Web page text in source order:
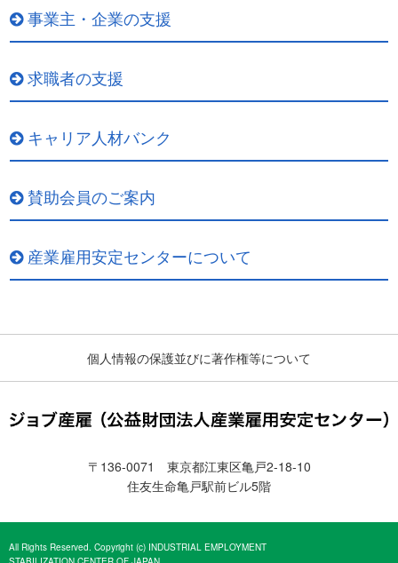
事業主・企業の支援
求職者の支援
キャリア人材バンク
賛助会員のご案内
産業雇用安定センターについて
個人情報の保護並びに著作権等について
〒136-0071 東京都江東区亀戸2-18-10
住友生命亀戸駅前ビル5階
All Rights Reserved. Copyright (c) INDUSTRIAL EMPLOYMENT